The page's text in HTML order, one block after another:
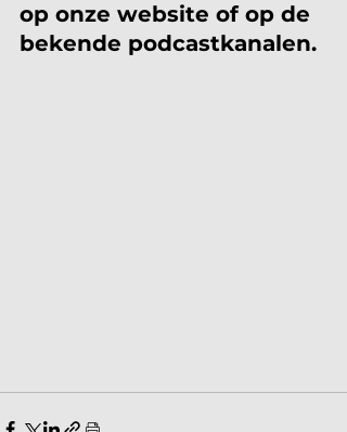
op onze website of op de
bekende podcastkanalen.